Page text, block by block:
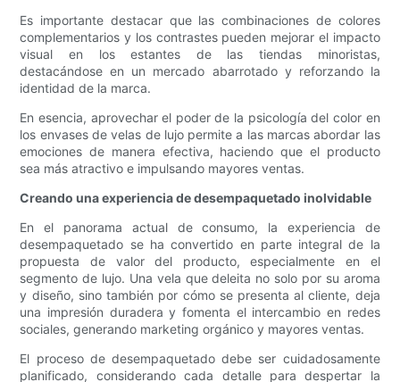
Es importante destacar que las combinaciones de colores
complementarios y los contrastes pueden mejorar el impacto
visual en los estantes de las tiendas minoristas,
destacándose en un mercado abarrotado y reforzando la
identidad de la marca.
En esencia, aprovechar el poder de la psicología del color en
los envases de velas de lujo permite a las marcas abordar las
emociones de manera efectiva, haciendo que el producto
sea más atractivo e impulsando mayores ventas.
Creando una experiencia de desempaquetado inolvidable
En el panorama actual de consumo, la experiencia de
desempaquetado se ha convertido en parte integral de la
propuesta de valor del producto, especialmente en el
segmento de lujo. Una vela que deleita no solo por su aroma
y diseño, sino también por cómo se presenta al cliente, deja
una impresión duradera y fomenta el intercambio en redes
sociales, generando marketing orgánico y mayores ventas.
El proceso de desempaquetado debe ser cuidadosamente
planificado, considerando cada detalle para despertar la